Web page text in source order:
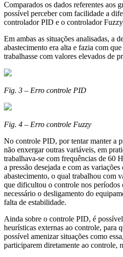
Comparados os dados referentes aos
possível perceber com facilidade a
controlador PID e o controlador
Em ambas as situações analisadas, a
abastecimento era alta e fazia com
trabalhasse com valores elevados de
Fig. 3 – Erro controle PID
Fig. 4 – Erro controle Fuzzy
No controle PID, por tentar manter a
não enxergar outras variáveis, em
trabalhava-se com frequências de 60
a pressão desejada e com as
abastecimento, o qual trabalhou com
que dificultou o controle nos períodos
necessário o desligamento do
falta de estabilidade.
Ainda sobre o controle PID, é
heurísticas externas ao controle, para
possível amenizar situações como
participarem diretamente ao controle,